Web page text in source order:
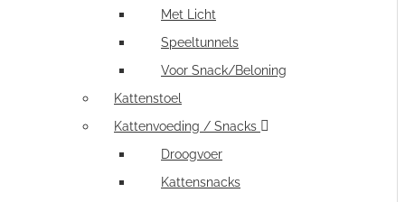
Met Licht
Speeltunnels
Voor Snack/Beloning
Kattenstoel
Kattenvoeding / Snacks
Droogvoer
Kattensnacks